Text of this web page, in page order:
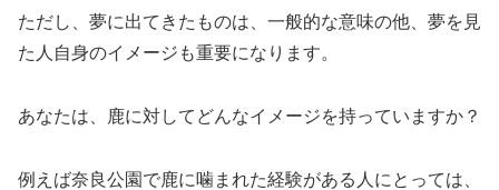
ただし、夢に出てきたものは、一般的な意味の他、夢を見
た人自身のイメージも重要になります。
あなたは、鹿に対してどんなイメージを持っていますか？
例えば奈良公園で鹿に噛まれた経験がある人にとっては、